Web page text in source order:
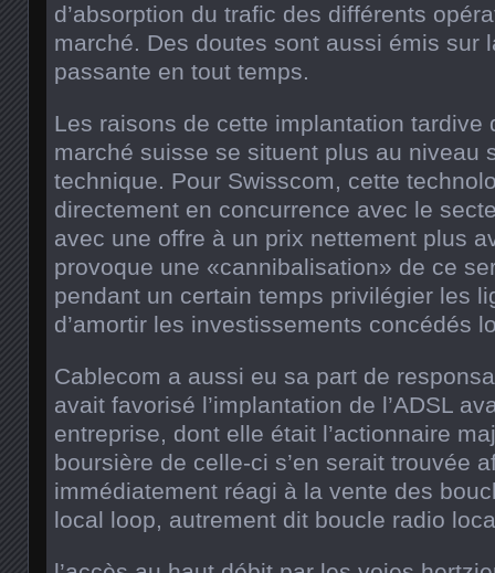
d’absorption du trafic des différents
marché. Des doutes sont aussi émis sur
passante en tout temps.
Les raisons de cette implantation tardive
marché suisse se situent plus au niveau
technique. Pour Swisscom, cette
directement en concurrence avec le
avec une offre à un prix nettement plus
provoque une «cannibalisation» de ce
pendant un certain temps privilégier les
d’amortir les investissements concédés
Cablecom a aussi eu sa part de
avait favorisé l’implantation de l’ADSL
entreprise, dont elle était l’actionnaire
boursière de celle-ci s’en serait trouvée
immédiatement réagi à la vente des
local loop, autrement dit boucle radio